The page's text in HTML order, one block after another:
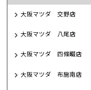
大阪マツダ 交野店
大阪マツダ 八尾店
大阪マツダ 四條畷店
大阪マツダ 布施南店